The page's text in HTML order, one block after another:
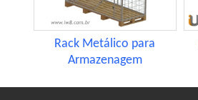
Rack Metálico para
Armazenagem